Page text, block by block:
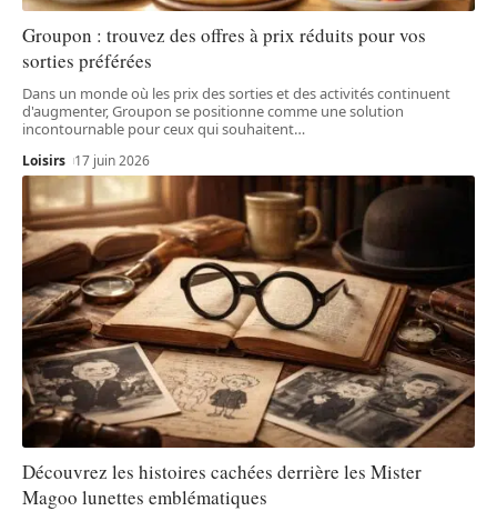
Groupon : trouvez des offres à prix réduits pour vos
sorties préférées
Dans un monde où les prix des sorties et des activités continuent
d'augmenter, Groupon se positionne comme une solution
incontournable pour ceux qui souhaitent…
Loisirs 17 juin 2026
Découvrez les histoires cachées derrière les Mister
Magoo lunettes emblématiques